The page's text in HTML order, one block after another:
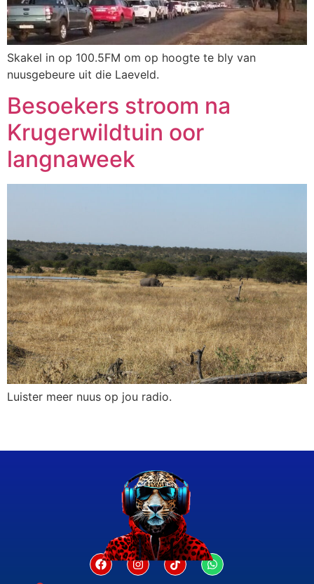
Skakel in op 100.5FM om op hoogte te bly van
nuusgebeure uit die Laeveld.
Besoekers stroom na
Krugerwildtuin oor
langnaweek
Luister meer nuus op jou radio.